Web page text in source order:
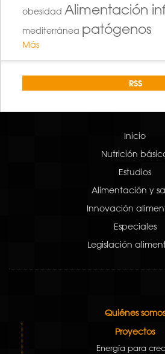
obesidad Alimentación
mediterránea patógenos
Más
RSS
Inicio
Nutrición
Estudios
Alimentación y
Innovación
Especiales
Legislación
Quiénes somos
Proyectos
Energía para